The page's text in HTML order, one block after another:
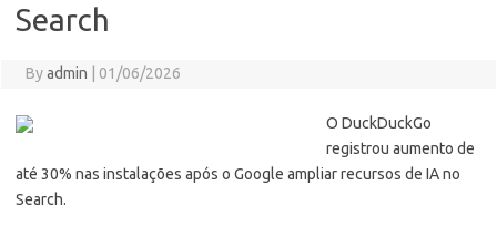
Search
Byadmin 01/06/2026
O DuckDuckGo
registrou aumento de
até 30% nas instalações após o Google ampliar recursos de IA no
Search.